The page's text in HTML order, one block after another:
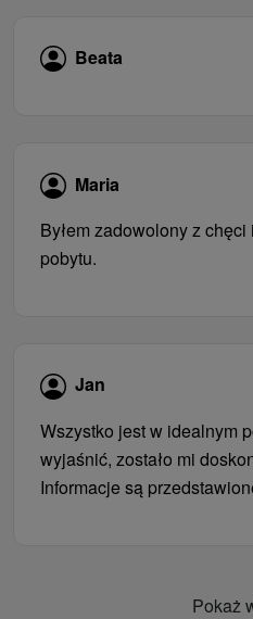
Beata
Maria
Byłem zadowolony z
pobytu.
Jan
Wszystko jest w idealnym
wyjaśnić, zostało mi
Informacje są
Pokaż